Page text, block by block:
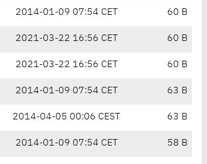
2014-01-09 07:54 CET 60 B
2021-03-22 16:56 CET 60 B
2021-03-22 16:56 CET 60 B
2014-01-09 07:54 CET 63 B
2014-04-05 00:06 CEST 63 B
2014-01-09 07:54 CET 58 B